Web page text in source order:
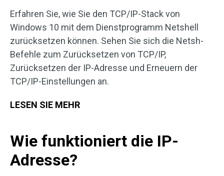
Erfahren Sie, wie Sie den TCP/IP-Stack von
Windows 10 mit dem Dienstprogramm Netshell
zurücksetzen können. Sehen Sie sich die Netsh-
Befehle zum Zurücksetzen von TCP/IP,
Zurücksetzen der IP-Adresse und Erneuern der
TCP/IP-Einstellungen an.
LESEN SIE MEHR
Wie funktioniert die IP-
Adresse?